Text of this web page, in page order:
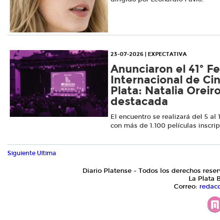
23-07-2026 | EXPECTATIVA
Anunciaron el 41º
Internacional de
Plata: Natalia
destacada
El encuentro se realizará del 5 al
con más de 1.100 películas
Siguiente Ultima
Diario Platense - Todos los derechos
La Plata
Correo: